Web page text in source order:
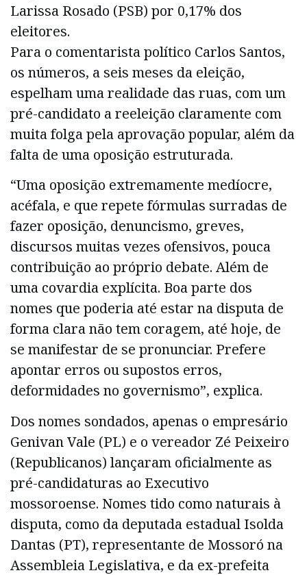
Larissa Rosado (PSB) por 0,17% dos
eleitores.
Para o comentarista político Carlos Santos,
os números, a seis meses da eleição,
espelham uma realidade das ruas, com um
pré-candidato a reeleição claramente com
muita folga pela aprovação popular, além da
falta de uma oposição estruturada.
“Uma oposição extremamente medíocre,
acéfala, e que repete fórmulas surradas de
fazer oposição, denuncismo, greves,
discursos muitas vezes ofensivos, pouca
contribuição ao próprio debate. Além de
uma covardia explícita. Boa parte dos
nomes que poderia até estar na disputa de
forma clara não tem coragem, até hoje, de
se manifestar de se pronunciar. Prefere
apontar erros ou supostos erros,
deformidades no governismo”, explica.
Dos nomes sondados, apenas o empresário
Genivan Vale (PL) e o vereador Zé Peixeiro
(Republicanos) lançaram oficialmente as
pré-candidaturas ao Executivo
mossoroense. Nomes tido como naturais à
disputa, como da deputada estadual Isolda
Dantas (PT), representante de Mossoró na
Assembleia Legislativa, e da ex-prefeita